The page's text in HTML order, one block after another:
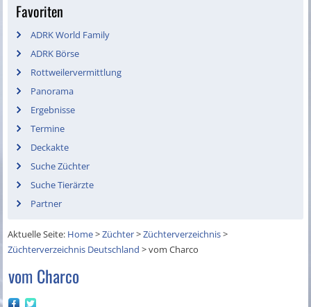
Favoriten
ADRK World Family
ADRK Börse
Rottweilervermittlung
Panorama
Ergebnisse
Termine
Deckakte
Suche Züchter
Suche Tierärzte
Partner
Aktuelle Seite: Home>Züchter>Züchterverzeichnis>
Züchterverzeichnis Deutschland >vom Charco
vom Charco